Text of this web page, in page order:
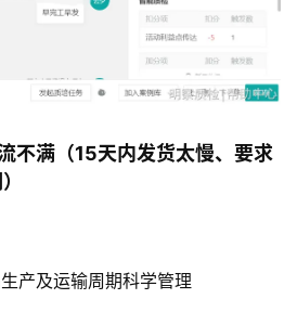
不满（15天内发货太慢、要求
产及运输周期科学管理